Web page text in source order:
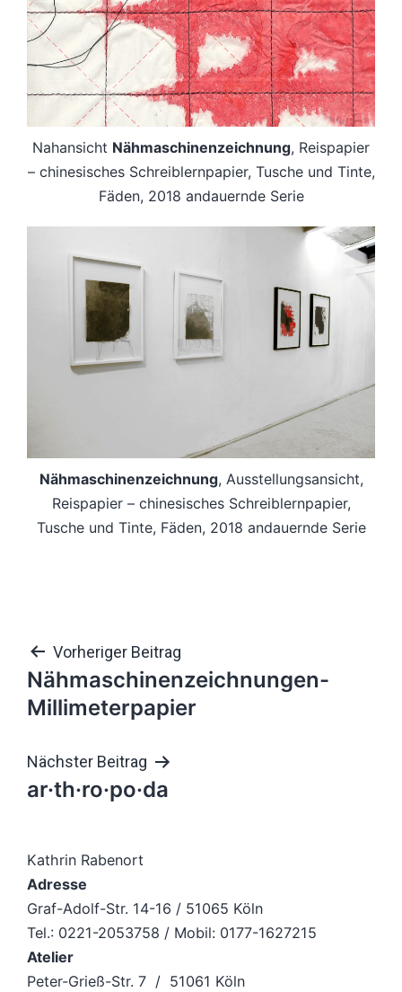
Nahansicht Nähmaschinenzeichnung, Reispapier
– chinesisches Schreiblernpapier, Tusche und Tinte,
Fäden, 2018 andauernde Serie
Nähmaschinenzeichnung, Ausstellungsansicht,
Reispapier – chinesisches Schreiblernpapier,
Tusche und Tinte, Fäden, 2018 andauernde Serie
Beitragsnavigation
Vorheriger Beitrag
Nähmaschinenzeichnungen-
Millimeterpapier
Nächster Beitrag
ar·th·ro·po·da
Kathrin Rabenort
Adresse
Graf-Adolf-Str. 14-16 / 51065 Köln
Tel.: 0221-2053758 / Mobil: 0177-1627215
Atelier
Peter-Grieß-Str. 7 / 51061 Köln